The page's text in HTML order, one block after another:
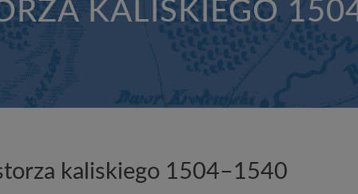
KALISKIEGO
kaliskiego 1504–1540